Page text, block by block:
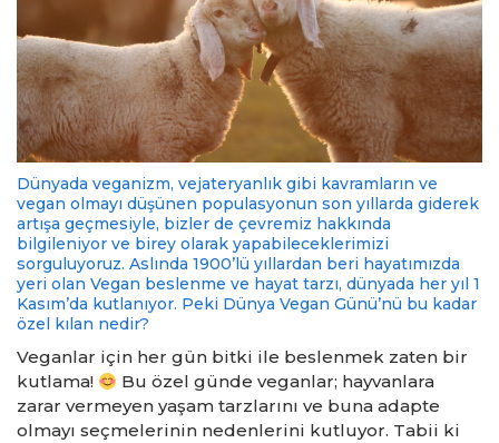
Dünyada veganizm, vejateryanlık gibi kavramların ve
vegan olmayı düşünen populasyonun son yıllarda giderek
artışa geçmesiyle, bizler de çevremiz hakkında
bilgileniyor ve birey olarak yapabileceklerimizi
sorguluyoruz. Aslında 1900’lü yıllardan beri hayatımızda
yeri olan Vegan beslenme ve hayat tarzı, dünyada her yıl 1
Kasım’da kutlanıyor. Peki Dünya Vegan Günü’nü bu kadar
özel kılan nedir?
Veganlar için her gün bitki ile beslenmek zaten bir
kutlama!
Bu özel günde veganlar; hayvanlara
zarar vermeyen yaşam tarzlarını ve buna adapte
olmayı seçmelerinin nedenlerini kutluyor. Tabii ki